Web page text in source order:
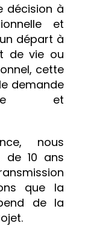
décision à
et
départ à
de vie ou
cette
demande
et
nous
de 10 ans
que la
de la